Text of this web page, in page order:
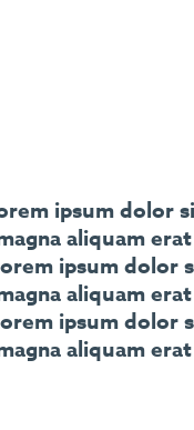
ipsum dolor
aliquam
ipsum dolor
aliquam
ipsum dolor
aliquam